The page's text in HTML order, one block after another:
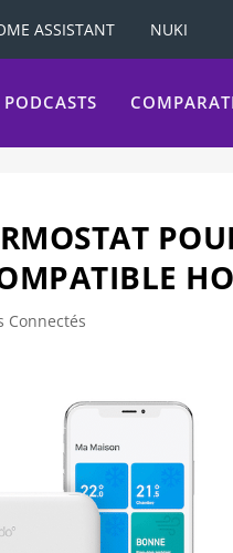
ASSISTANT NUKI
PODCASTS
Connectés